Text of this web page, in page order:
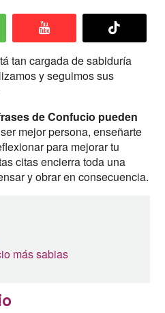
tan cargada de sabiduría
y seguimos sus
de Confucio pueden
mejor persona, enseñarte
para mejorar tu
citas encierra toda una
y obrar en consecuencia.
más sabias